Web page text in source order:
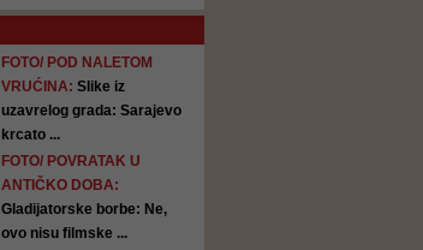
FOTO/ POD NALETOM
VRUĆINA: Slike iz
uzavrelog grada: Sarajevo
krcato ...
FOTO/ POVRATAK U
ANTIČKO DOBA:
Gladijatorske borbe: Ne,
ovo nisu filmske ...